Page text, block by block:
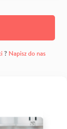
? Napisz do nas